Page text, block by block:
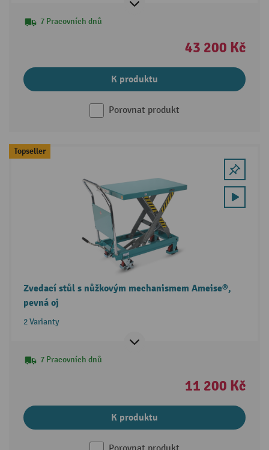
7 Pracovních dnů
43 200 Kč
K produktu
Porovnat produkt
Topseller
Zvedací stůl s nůžkovým mechanismem Ameise®,
pevná oj
2 Varianty
7 Pracovních dnů
11 200 Kč
K produktu